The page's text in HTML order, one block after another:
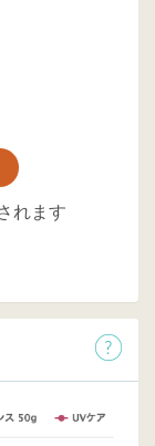
れます